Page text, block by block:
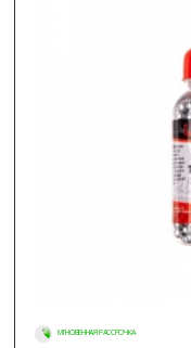
МГНОВЕННАЯ РАССРОЧКА